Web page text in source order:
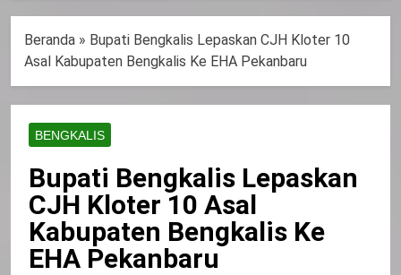
Beranda » Bupati Bengkalis Lepaskan CJH Kloter 10
Asal Kabupaten Bengkalis Ke EHA Pekanbaru
BENGKALIS
Bupati Bengkalis Lepaskan
CJH Kloter 10 Asal
Kabupaten Bengkalis Ke
EHA Pekanbaru